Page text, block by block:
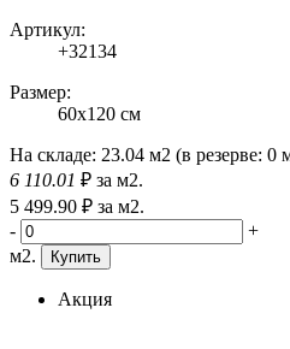
Артикул:
+32134
Размер:
60x120 см
На складе: 23.04 м2 (в резерве: 0
6 110.01 ₽ за м2.
5 499.90 ₽ за м2.
-
+
м2.
Купить
Акция